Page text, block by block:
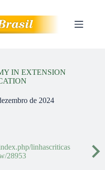
IN EXTENSION
de 2024
linhascriticas
28953